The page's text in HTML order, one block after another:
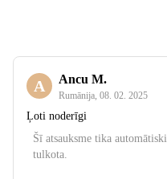
A Ancu M.
Rumānija 08. 02. 2025
Ļoti noderīgi
Šī atsauksme tika automātiski
tulkota.